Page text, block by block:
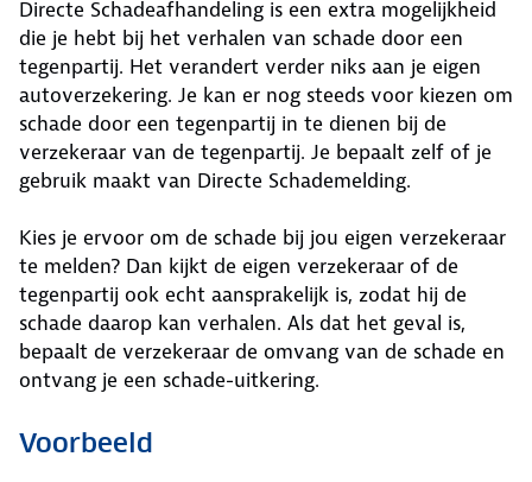
Directe Schadeafhandeling is een extra mogelijkheid
die je hebt bij het verhalen van schade door een
tegenpartij. Het verandert verder niks aan je eigen
autoverzekering. Je kan er nog steeds voor kiezen om
schade door een tegenpartij in te dienen bij de
verzekeraar van de tegenpartij. Je bepaalt zelf of je
gebruik maakt van Directe Schademelding.
Kies je ervoor om de schade bij jou eigen verzekeraar
te melden? Dan kijkt de eigen verzekeraar of de
tegenpartij ook echt aansprakelijk is, zodat hij de
schade daarop kan verhalen. Als dat het geval is,
bepaalt de verzekeraar de omvang van de schade en
ontvang je een schade-uitkering.
Voorbeeld